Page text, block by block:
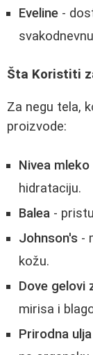
Eveline -
Šta Koristiti
Za negu tela,
proizvode:
Nivea
hidrataciju.
Balea -
Johnson's -
kožu.
Dove gelovi
mirisa i
Prirodna